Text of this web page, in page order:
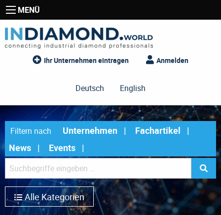
MENÜ
Ihr Unternehmen eintragen Anmelden
Deutsch English
Filtern nach Unternehmen
Fachartikel
News
Events
Alle Kategorien